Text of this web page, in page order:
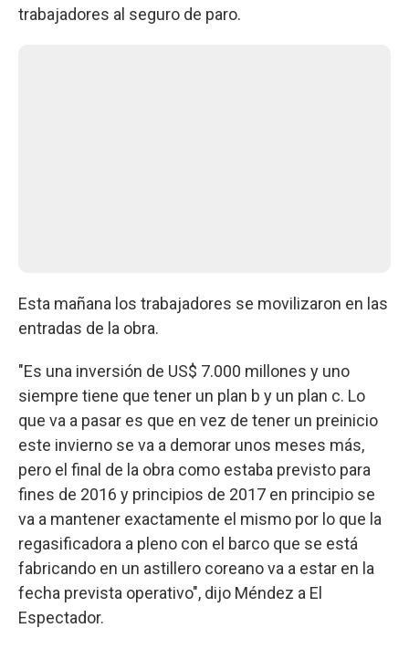
trabajadores al seguro de paro.
Esta mañana los trabajadores se movilizaron en las
entradas de la obra.
"Es una inversión de US$ 7.000 millones y uno
siempre tiene que tener un plan b y un plan c. Lo
que va a pasar es que en vez de tener un preinicio
este invierno se va a demorar unos meses más,
pero el final de la obra como estaba previsto para
fines de 2016 y principios de 2017 en principio se
va a mantener exactamente el mismo por lo que la
regasificadora a pleno con el barco que se está
fabricando en un astillero coreano va a estar en la
fecha prevista operativo", dijo Méndez a El
Espectador.